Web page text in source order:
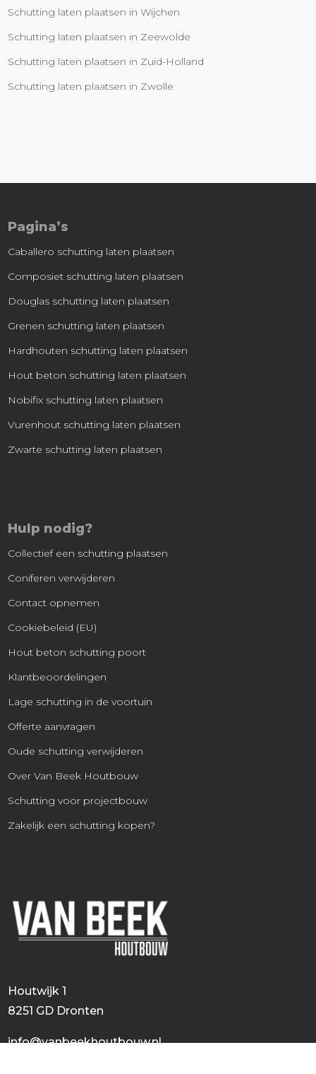
Schutting laten plaatsen in Wijchen
Schutting laten plaatsen in Zeewolde
Schutting laten plaatsen in Zuid-Holland
Schutting laten plaatsen in Zwolle
Pagina’s
Caballero schutting laten plaatsen
Composiet schutting laten plaatsen
Douglas schutting laten plaatsen
Grenen schutting laten plaatsen
Hardhouten schutting laten plaatsen
Hout beton schutting laten plaatsen
Nobifix schutting laten plaatsen
Vurenhout schutting laten plaatsen
Zwarte schutting laten plaatsen
Hulp nodig?
Collectief een schutting plaatsen
Coniferen verwijderen
Contact opnemen
Cookiebeleid (EU)
Hout beton schutting poort
Klantbeoordelingen
Lage schutting in de voortuin
Offerte aanvragen
Oude schutting verwijderen
Over Van Beek Houtbouw
Schutting voor projectbouw
Zakelijk een schutting kopen?
Houtwijk 1
8251 GD Dronten
info@vanbeekhoutbouw.nl